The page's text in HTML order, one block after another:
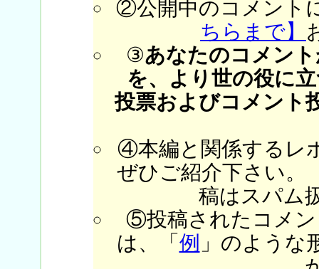
②公開中のコメント
ちらまで】
③あなたのコメン
を、より世の役に
投票およびコメント
④本編と関係するレ
ぜひご紹介下さい。
稿はスパム
⑤投稿されたコメン
は、「 例 」のような